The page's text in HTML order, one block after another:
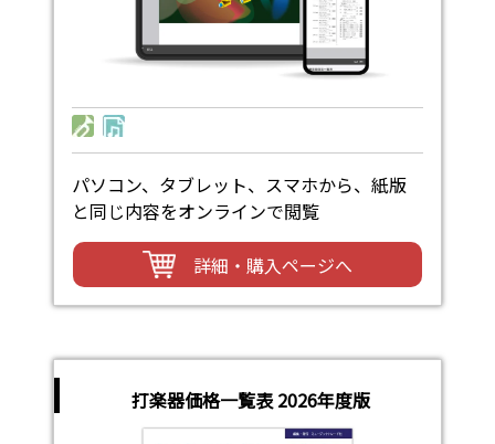
パソコン、タブレット、スマホから、紙版
と同じ内容をオンラインで閲覧
詳細・購入ページへ
打楽器価格一覧表 2026年度版